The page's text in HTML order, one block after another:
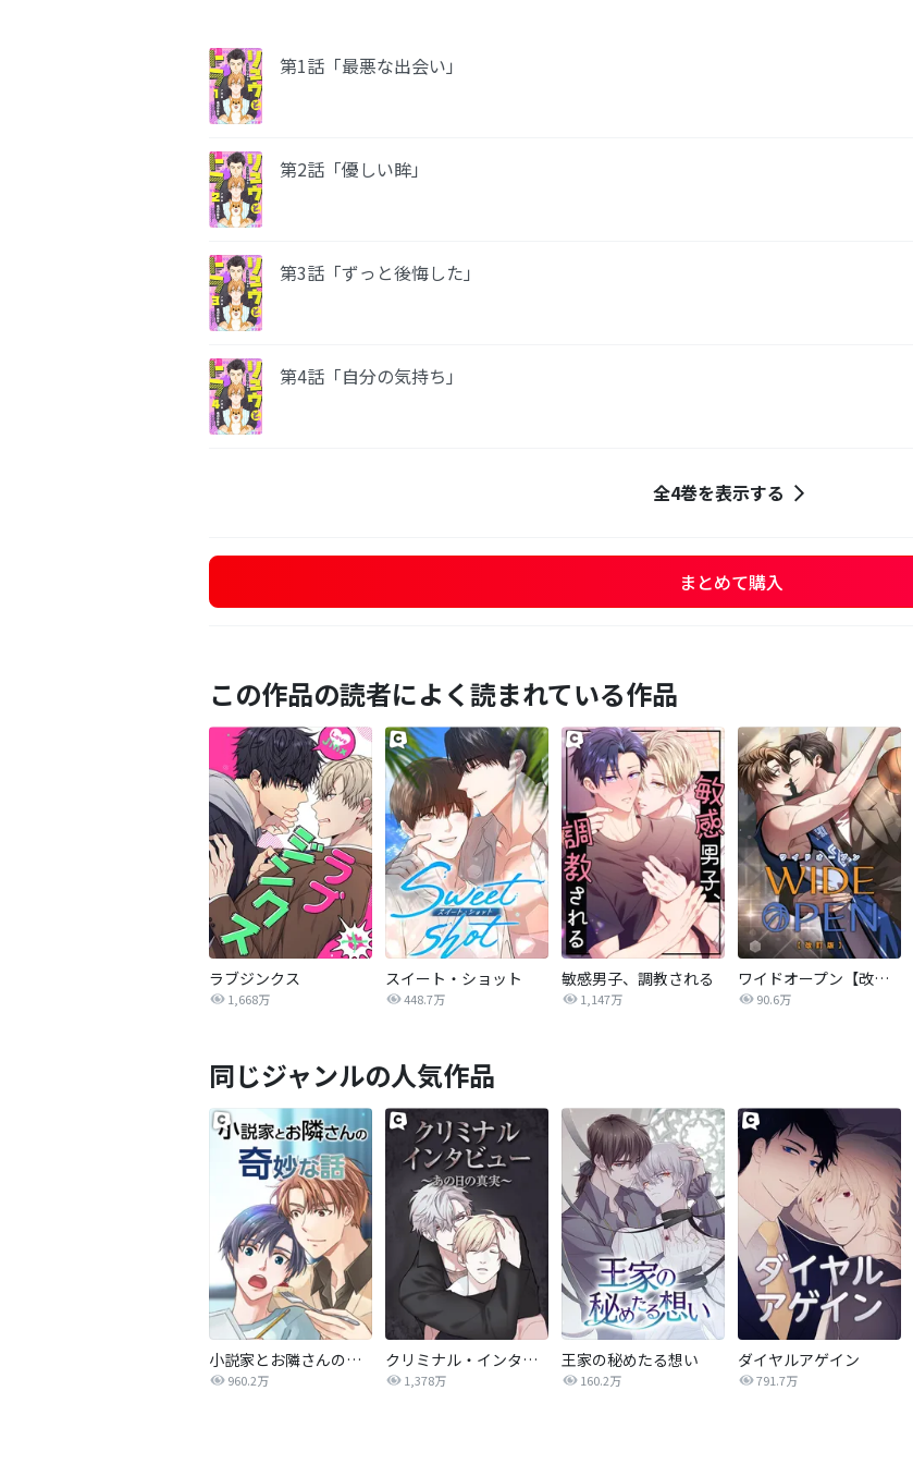
第1話「最悪な出会い」
第2話「優しい眸」
第3話「ずっと後悔した」
第4話「自分の気持ち」
全4巻を表示する
まとめて購入
この作品の読者によく読まれている作品
ラブジンクス
1,668万
スイート・ショット
448.7万
敏感男子、調教される
1,147万
ワイドオープン【改訂版】
90.6万
同じジャンルの人気作品
小説家とお隣さんの奇妙な話
960.2万
クリミナル・インタビュー ～あの日の真実～
1,378万
王家の秘めたる想い
160.2万
ダイヤルアゲイン
791.7万